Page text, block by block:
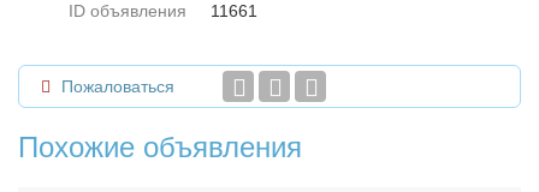
ID объявления 11661
Пожаловаться
Похожие объявления